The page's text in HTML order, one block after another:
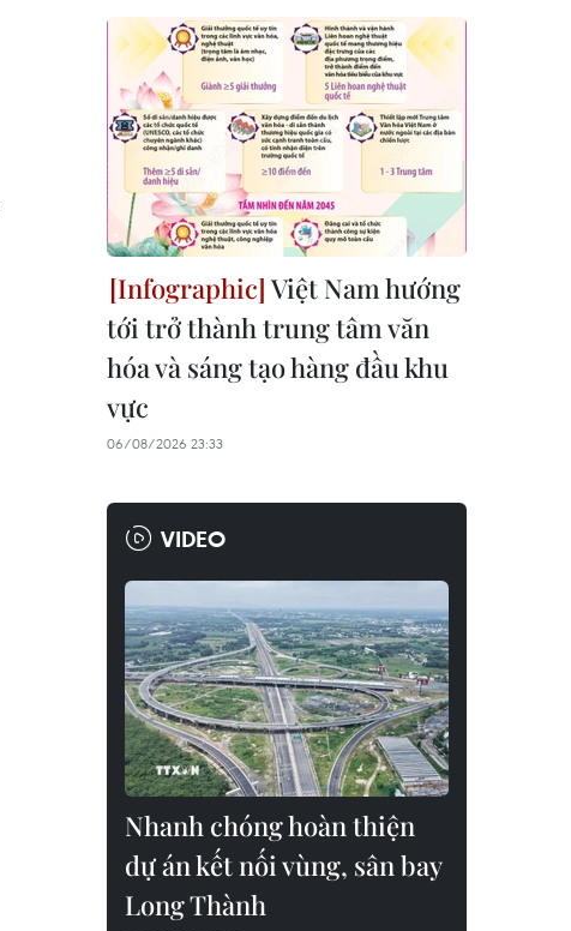
Việt Nam hướng
tới trở thành trung tâm văn
hóa và sáng tạo hàng đầu khu
vực
06/08/2026 23:33
VIDEO
Nhanh chóng hoàn thiện
dự án kết nối vùng, sân bay
Long Thành